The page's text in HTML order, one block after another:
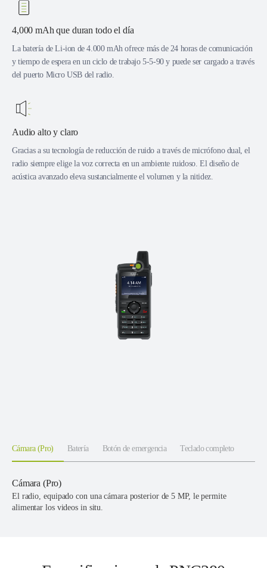
4,000 mAh que duran todo el día
La batería de Li-ion de 4.000 mAh ofrece más de 24 horas de comunicación
y tiempo de espera en un ciclo de trabajo 5-5-90 y puede ser cargado a través
del puerto Micro USB del radio.
Audio alto y claro
Gracias a su tecnología de reducción de ruido a través de micrófono dual, el
radio siempre elige la voz correcta en un ambiente ruidoso. El diseño de
acústica avanzado eleva sustancialmente el volumen y la nitidez.
Cámara (Pro) Batería Botón de emergencia Teclado completo
Cámara (Pro)
El radio, equipado con una cámara posterior de 5 MP, le permite
alimentar los videos in situ.